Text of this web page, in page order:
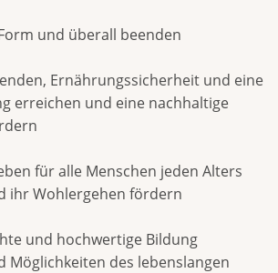
und überall beenden
Ernährungssicherheit und eine
erreichen und eine nachhaltige
für alle Menschen jeden Alters
ihr Wohlergehen fördern
und hochwertige Bildung
Möglichkeiten des lebenslangen